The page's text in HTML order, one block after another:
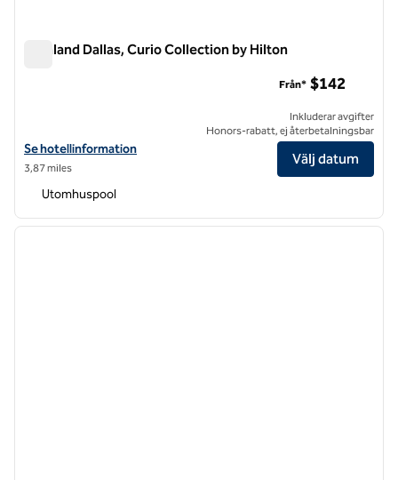
Highland Dallas, Curio Collection by Hilton
Visa hotelluppgifter för Highland Dallas, Curio Collection by Hilton
Se hotellinformation
3,87 miles
Från* $142
Inkluderar avgifter
Honors-rabatt, ej återbetalningsbar
Välj datum
Utomhuspool
1 av 12
nästa